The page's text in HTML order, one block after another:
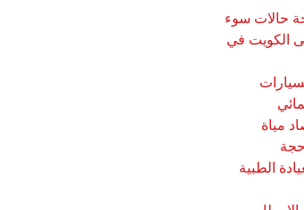
حالات سوء
الكويت في
حصاد مياة
الطبية